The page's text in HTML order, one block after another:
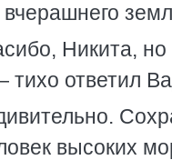
Никита, но
ответил
высоких